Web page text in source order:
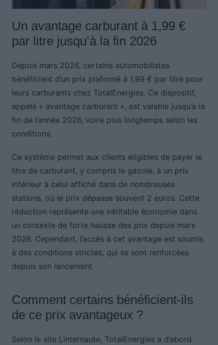
Un avantage carburant à 1,99 €
par litre jusqu’à la fin 2026
Depuis mars 2026, certains automobilistes
bénéficient d’un prix plafonné à 1,99 € par litre pour
leurs carburants chez TotalEnergies. Ce dispositif,
appelé « avantage carburant », est valable jusqu’à la
fin de l’année 2026, voire plus longtemps selon les
conditions.
Ce système permet aux clients éligibles de payer le
litre de carburant, y compris le gazole, à un prix
inférieur à celui affiché dans de nombreuses
stations, où le prix dépasse souvent 2 euros. Cette
réduction représente une véritable économie dans
un contexte de forte hausse des prix depuis mars
2026. Cependant, l’accès à cet avantage est soumis
à des conditions strictes, qui se sont renforcées
depuis son lancement.
Comment certains bénéficient-ils
de ce prix avantageux ?
Selon le site Linternaute, TotalEnergies a d’abord